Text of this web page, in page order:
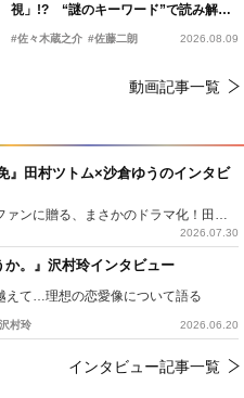
視」!? “謎のキーワード”で読み解く
『踊る大捜査線 N.E.W.』新メンバー
#佐々木蔵之介 #佐藤二朗 2026.08.09
動画記事一覧
』田村ツトム×沙倉ゆうのインタビ
2026.07.30
か。』沢村玲インタビュー
えて…理想の恋愛像について語る
村玲 2026.06.20
インタビュー記事一覧